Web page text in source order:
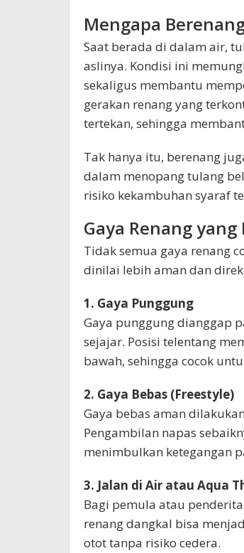
Mengapa
Saat berada di dalam air,
aslinya. Kondisi ini
sekaligus membantu
gerakan renang yang
tertekan, sehingga
Tak hanya itu, berenang
dalam menopang tulang
risiko kekambuhan syaraf
Gaya Renang
Tidak semua gaya renang
dinilai lebih aman dan
1. Gaya Punggung
Gaya punggung dianggap
sejajar. Posisi telentang
bawah, sehingga cocok
2. Gaya Bebas (Freestyle)
Gaya bebas aman
Pengambilan napas
menimbulkan ketegangan
3. Jalan di Air atau Aqua
Bagi pemula atau
renang dangkal bisa
otot tanpa risiko cedera.